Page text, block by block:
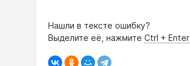
Нашли в тексте ошибку?
Выделите её, нажмите Ctrl + Enter